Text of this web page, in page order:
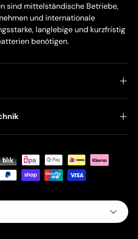
sind mittelständische Betriebe,
und internationale
langlebige und kurzfristig
benötigen.